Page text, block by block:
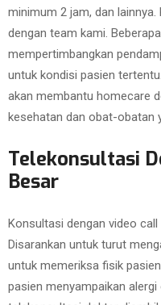
minimum 2 jam, dan
dengan team kami.
mempertimbangkan
untuk kondisi pasien
akan membantu homecare
kesehatan dan obat-obatan
Telekonsultasi
Besar
Konsultasi dengan video
Disarankan untuk turut
untuk memeriksa fisik
pasien menyampaikan